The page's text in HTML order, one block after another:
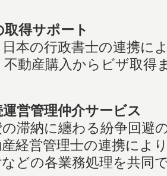
得サポート
本の行政書士の連携に
動産購入からビザ取得
営管理仲介サービス
滞納に纏わる紛争回避
経営管理士の連携によ
どの各業務処理を共同